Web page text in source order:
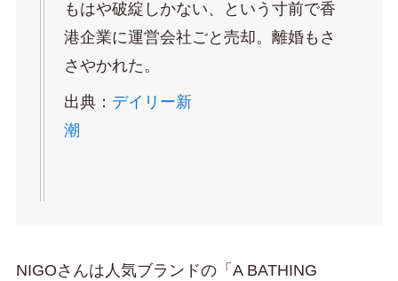
もはや破綻しかない、という寸前で香
港企業に運営会社ごと売却。離婚もさ
さやかれた。
出典： デイリー新
潮
NIGOさんは人気ブランドの「A BATHING